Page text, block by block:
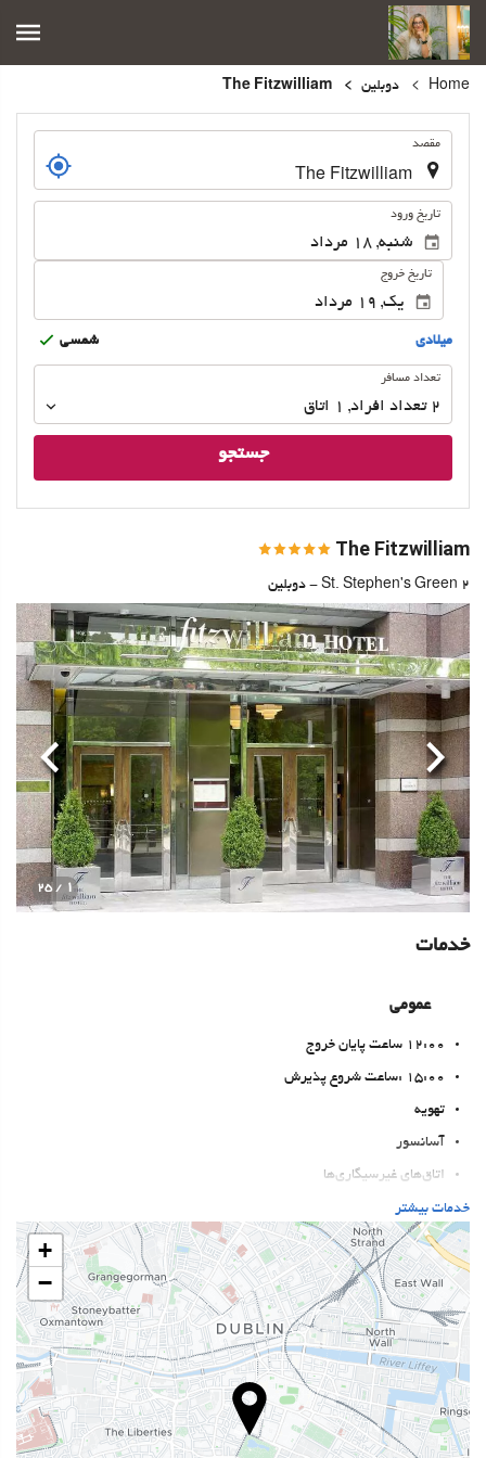
Home دوبلین
مقصد
تاریخ ورود
تاریخ خروج
ميلادى شمسى
تعداد
تعداد مسافر
2 تعداد افراد ,
1 اتاق
جستجو
The Fitzwilliam
2 St. Stephen's Green - دوبلین
1
/ 25
قبلی بعدی
خدمات
عمومی
12:00 ساعت پایان خروج
15:00 :ساعت شروع پذیرش
تهویه
آسانسور
اتاق‌های غیرسیگاری‌ها
منطقه سیگار کشیدن
حیوانات خانگی مجاز نیست
خدمات پذیرش
انبار چمدان
گاوصندوق
تبدیل پول
اطلاعات توریستی
خدمات بیشتر
+
−